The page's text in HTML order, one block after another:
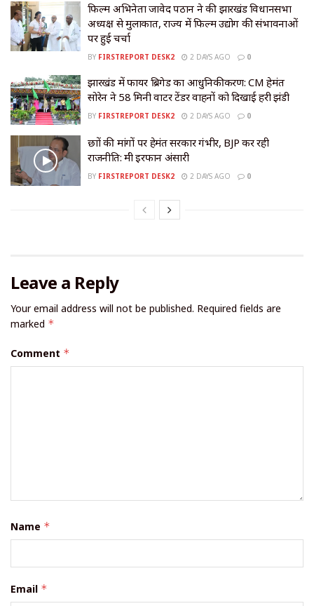
फिल्म अभिनेता जावेद पठान ने की झारखंड विधानसभा
अध्यक्ष से मुलाकात, राज्य में फिल्म उद्योग की संभावनाओं
पर हुई चर्चा
BY FIRSTREPORT DESK2 2 DAYS AGO 0
झारखंड में फायर ब्रिगेड का आधुनिकीकरण: CM हेमंत
सोरेन ने 58 मिनी वाटर टेंडर वाहनों को दिखाई हरी झंडी
BY FIRSTREPORT DESK2 2 DAYS AGO 0
छात्रों की मांगों पर हेमंत सरकार गंभीर, BJP कर रही
राजनीति: मंत्री इरफान अंसारी
BY FIRSTREPORT DESK2 2 DAYS AGO 0
Leave a Reply
Your email address will not be published. Required fields are
marked *
Comment *
Name *
Email *